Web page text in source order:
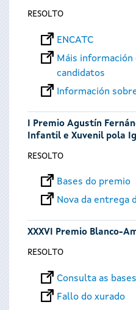
RESOLTO
ENCATC
Máis información
candidatos
Información
I Premio Agustín
Infantil e Xuvenil pola
RESOLTO
Bases do premio
Nova da entrega
XXXVI Premio Blanco-
RESOLTO
Consulta as
Fallo do xurado